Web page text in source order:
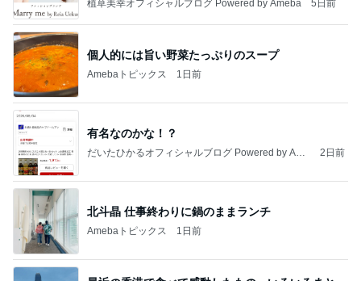
植草美幸オフィシャルブログ Powered by Ameba 5日前
個人的には旨い野菜たっぷりのスープ
Amebaトピックス 1日前
有名なのかな！？
だいたひかるオフィシャルブログ Powered by Ame
2日前
北斗晶 仕事終わりに鍋のままランチ
Amebaトピックス 1日前